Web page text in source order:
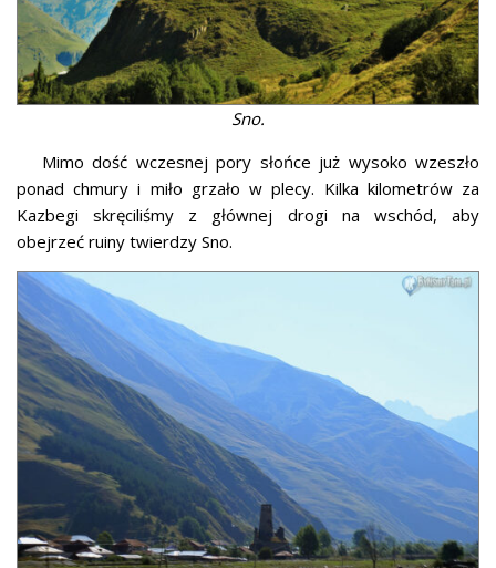
Sno.
Mimo dość wczesnej pory słońce już wysoko wzeszło
ponad chmury i miło grzało w plecy. Kilka kilometrów za
Kazbegi skręciliśmy z głównej drogi na wschód, aby
obejrzeć ruiny twierdzy Sno.